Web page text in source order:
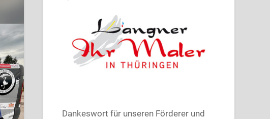
Dankeswort für unseren Förderer und